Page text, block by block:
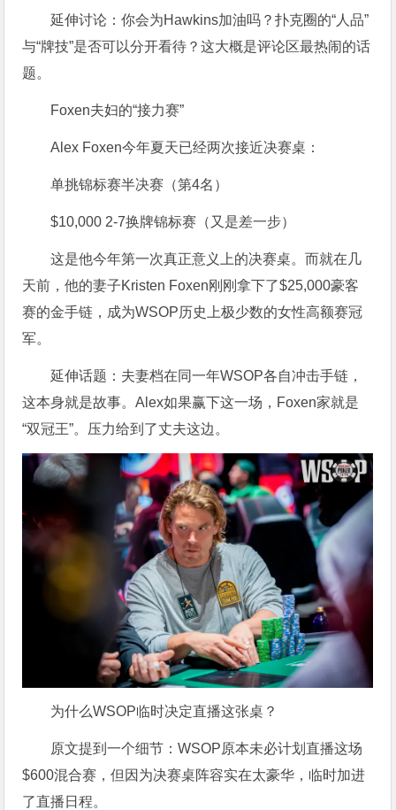
延伸讨论：你会为Hawkins加油吗？扑克圈的“人品”
与“牌技”是否可以分开看待？这大概是评论区最热闹的话
题。
Foxen夫妇的“接力赛”
Alex Foxen今年夏天已经两次接近决赛桌：
单挑锦标赛半决赛（第4名）
$10,000 2-7换牌锦标赛（又是差一步）
这是他今年第一次真正意义上的决赛桌。而就在几
天前，他的妻子Kristen Foxen刚刚拿下了$25,000豪客
赛的金手链，成为WSOP历史上极少数的女性高额赛冠
军。
延伸话题：夫妻档在同一年WSOP各自冲击手链，
这本身就是故事。Alex如果赢下这一场，Foxen家就是
“双冠王”。压力给到了丈夫这边。
为什么WSOP临时决定直播这张桌？
原文提到一个细节：WSOP原本未必计划直播这场
$600混合赛，但因为决赛桌阵容实在太豪华，临时加进
了直播日程。